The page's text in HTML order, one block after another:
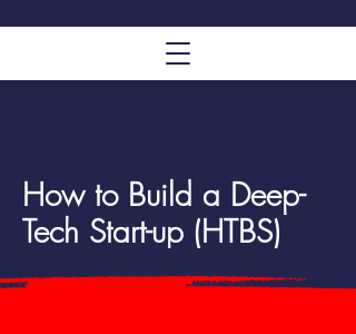
How to Build a Deep-
Tech Start-up (HTBS)